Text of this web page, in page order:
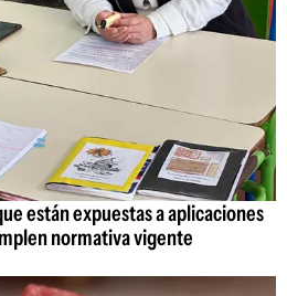
están expuestas a aplicaciones
normativa vigente